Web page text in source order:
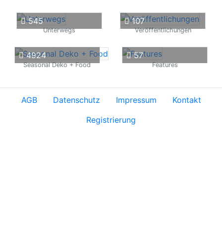
545
Unterwegs
107
Veröffentlichungen
4924
Seasonal Deko + Food
57
Features
AGB Datenschutz Impressum
Kontakt
Registrierung